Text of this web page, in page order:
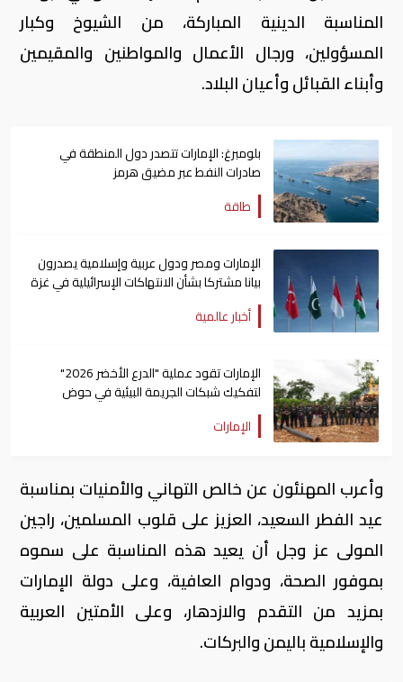
المناسبة الدينية المباركة، من الشيوخ وكبار
المسؤولين، ورجال الأعمال والمواطنين والمقيمين
وأبناء القبائل وأعيان البلاد.
بلومبرغ: الإمارات تتصدر دول المنطقة في
صادرات النفط عبر مضيق هرمز
طاقة
الإمارات ومصر ودول عربية وإسلامية يصدرون
بيانا مشتركا بشأن الانتهاكات الإسرائيلية في غزة
أخبار عالمية
الإمارات تقود عملية "الدرع الأخضر 2026"
لتفكيك شبكات الجريمة البيئية في حوض
الأمازون
الإمارات
وأعرب المهنئون عن خالص التهاني والأمنيات بمناسبة
عيد الفطر السعيد، العزيز على قلوب المسلمين، راجين
المولى عز وجل أن يعيد هذه المناسبة على سموه
بموفور الصحة، ودوام العافية، وعلى دولة الإمارات
بمزيد من التقدم والازدهار، وعلى الأمتين العربية
والإسلامية باليمن والبركات.